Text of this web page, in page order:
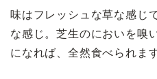
味はフレッシュな草な感じ
な感じ。芝生のにおいを嗅
になれば、全然食べられま